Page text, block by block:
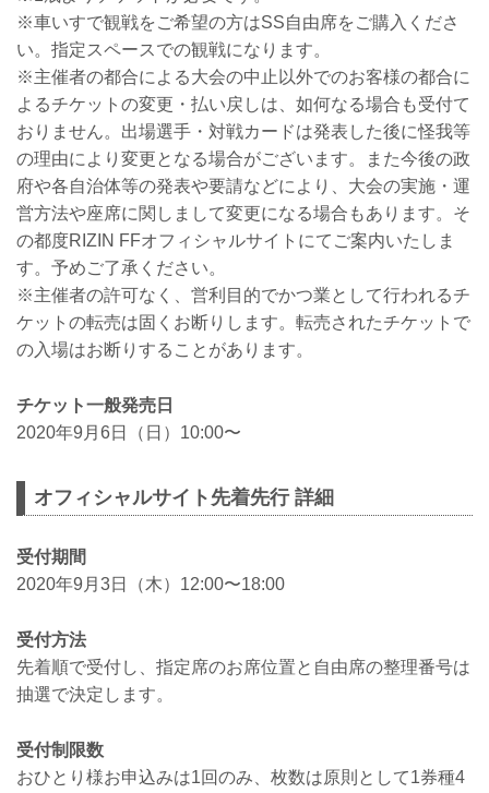
※車いすで観戦をご希望の方はSS自由席をご購入くださ
い。指定スペースでの観戦になります。
※主催者の都合による大会の中止以外でのお客様の都合に
よるチケットの変更・払い戻しは、如何なる場合も受付て
おりません。出場選手・対戦カードは発表した後に怪我等
の理由により変更となる場合がございます。また今後の政
府や各自治体等の発表や要請などにより、大会の実施・運
営方法や座席に関しまして変更になる場合もあります。そ
の都度RIZIN FFオフィシャルサイトにてご案内いたしま
す。予めご了承ください。
※主催者の許可なく、営利目的でかつ業として行われるチ
ケットの転売は固くお断りします。転売されたチケットで
の入場はお断りすることがあります。
チケット一般発売日
2020年9月6日（日）10:00〜
オフィシャルサイト先着先行 詳細
受付期間
2020年9月3日（木）12:00〜18:00
受付方法
先着順で受付し、指定席のお席位置と自由席の整理番号は
抽選で決定します。
受付制限数
おひとり様お申込みは1回のみ、枚数は原則として1券種4